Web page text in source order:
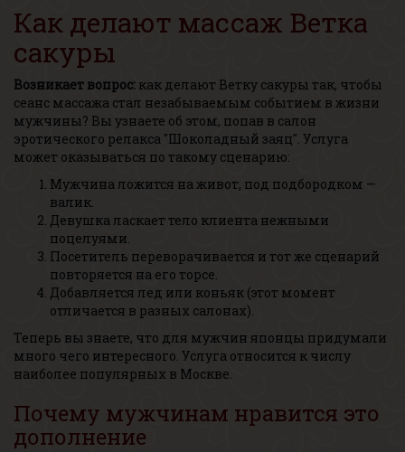
Как делают массаж Ветка
сакуры
Возникает вопрос: как делают Ветку сакуры так, чтобы
сеанс массажа стал незабываемым событием в жизни
мужчины? Вы узнаете об этом, попав в салон
эротического релакса "Шоколадный заяц". Услуга
может оказываться по такому сценарию:
Мужчина ложится на живот, под подбородком —
валик.
Девушка ласкает тело клиента нежными
поцелуями.
Посетитель переворачивается и тот же сценарий
повторяется на его торсе.
Добавляется лед или коньяк (этот момент
отличается в разных салонах).
Теперь вы знаете, что для мужчин японцы придумали
много чего интересного. Услуга относится к числу
наиболее популярных в Москве.
Почему мужчинам нравится это
дополнение